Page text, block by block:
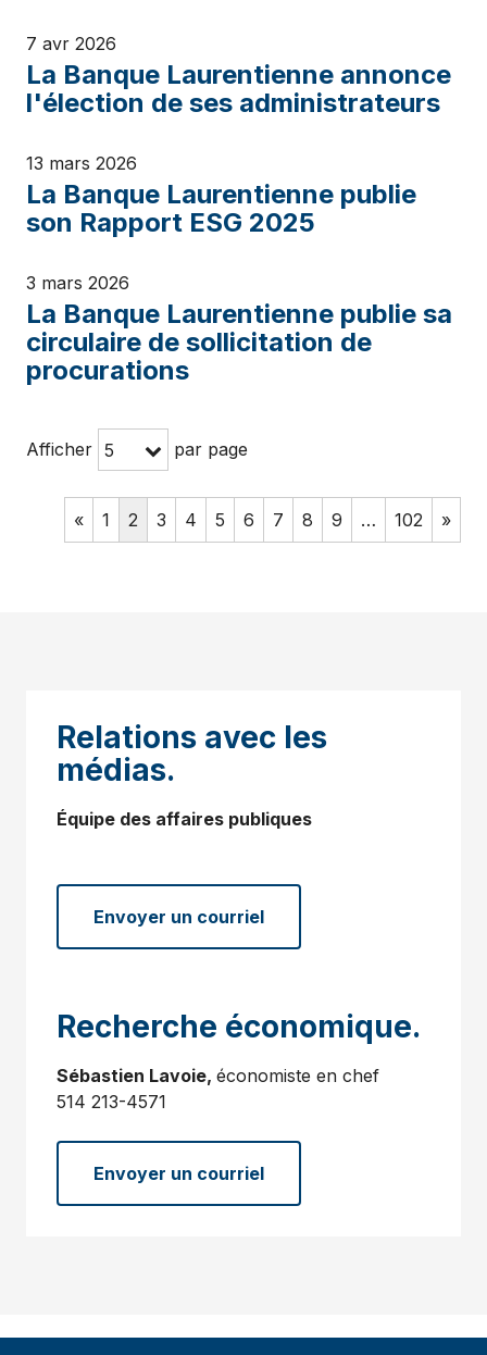
7 avr 2026
La Banque Laurentienne annonce
l'élection de ses administrateurs
13 mars 2026
La Banque Laurentienne publie
son Rapport ESG 2025
3 mars 2026
La Banque Laurentienne publie sa
circulaire de sollicitation de
procurations
Afficher 5 par page
« 1 2 3 4 5 6 7 8 9 … 102 »
Relations avec les
médias.
Équipe des affaires publiques
Envoyer un courriel
Recherche économique.
Sébastien Lavoie, économiste en chef
514 213-4571
Envoyer un courriel